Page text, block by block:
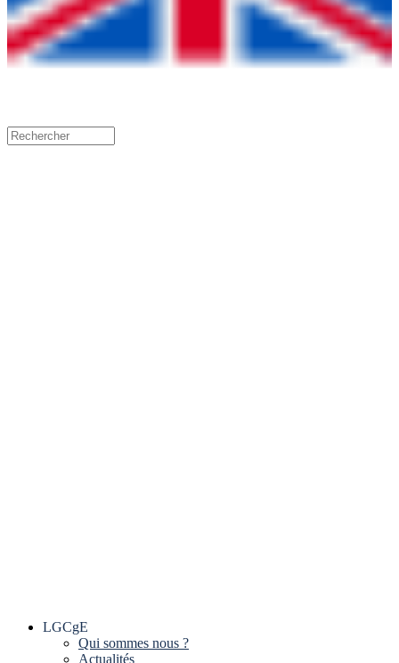
LGCgE
Qui sommes nous ?
Actualités